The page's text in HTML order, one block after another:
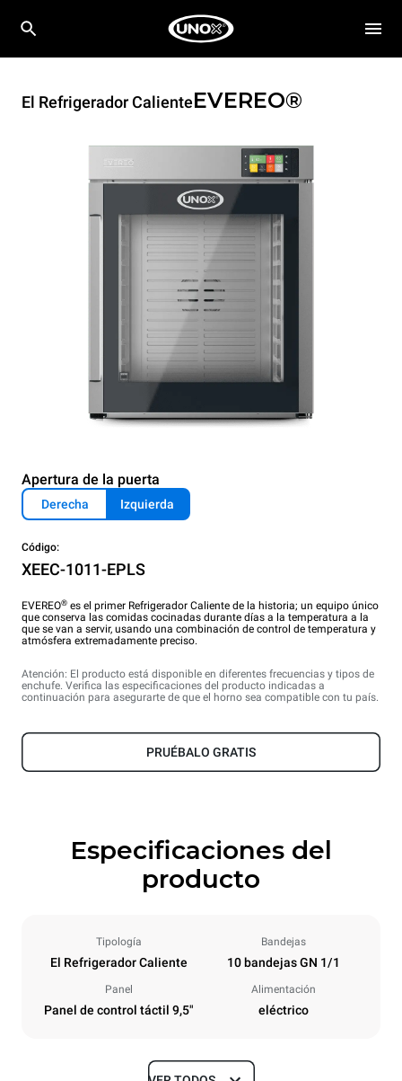
El Refrigerador CalienteEVEREO®
Apertura de la puerta
Derecha Izquierda
Código:
XEEC-1011-EPLS
EVEREO® es el primer Refrigerador Caliente de la historia; un equipo único
que conserva las comidas cocinadas durante días a la temperatura a la
que se van a servir, usando una combinación de control de temperatura y
atmósfera extremadamente preciso.
Atención: El producto está disponible en diferentes frecuencias y tipos de
enchufe. Verifica las especificaciones del producto indicadas a
continuación para asegurarte de que el horno sea compatible con tu país.
PRUÉBALO GRATIS
Especificaciones del
producto
Tipología
El Refrigerador Caliente
Bandejas
10 bandejas GN 1/1
Panel
Panel de control táctil 9,5"
Alimentación
eléctrico